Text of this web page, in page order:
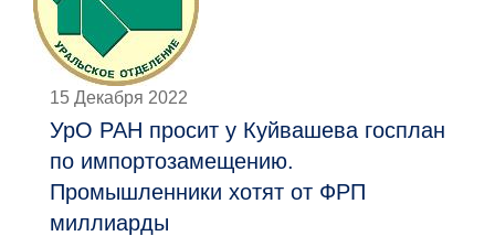
15 Декабря 2022
УрО РАН просит у Куйвашева госплан
по импортозамещению.
Промышленники хотят от ФРП
миллиарды